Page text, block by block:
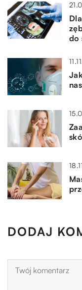
do
DODAJ